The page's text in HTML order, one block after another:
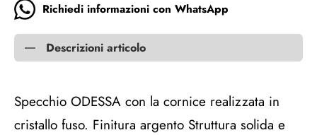
Richiedi informazioni con WhatsApp
Descrizioni articolo
Specchio ODESSA con la cornice realizzata in
cristallo fuso. Finitura argento Struttura solida e